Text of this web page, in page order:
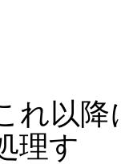
れ以
理す